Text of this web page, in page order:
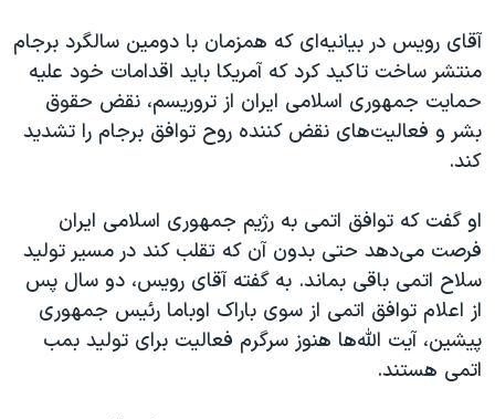
دادگاه حمید نوری
چهل سال گروگان‌گیری
قانون شفافیت دارائی کادر رهبری ایران
اعتراضات مردمی آبان ۹۸
اسرائیل در جنگ
نرگس محمدی برنده جایزه نوبل صلح
همایش محافظه‌کاران آمریکا «سی‌پک»
صفحه‌های ویژه
سفر پرزیدنت ترامپ به چین
آقای رویس در بیانیه‌ای که همزمان با دومین سالگرد برجام
منتشر ساخت تاکید کرد که آمریکا باید اقدامات خود علیه
حمایت جمهوری اسلامی ایران از تروریسم، نقض حقوق
بشر و فعالیت‌های نقض کننده روح توافق برجام را تشدید
کند.
او گفت که توافق اتمی به رژیم جمهوری اسلامی ایران
فرصت می‌دهد حتی بدون آن که تقلب کند در مسیر تولید
سلاح اتمی باقی بماند. به گفته آقای رویس، دو سال پس
از اعلام توافق اتمی از سوی باراک اوباما رئیس جمهوری
پیشین، آیت الله‌ها هنوز سرگرم فعالیت برای تولید بمب
اتمی هستند.